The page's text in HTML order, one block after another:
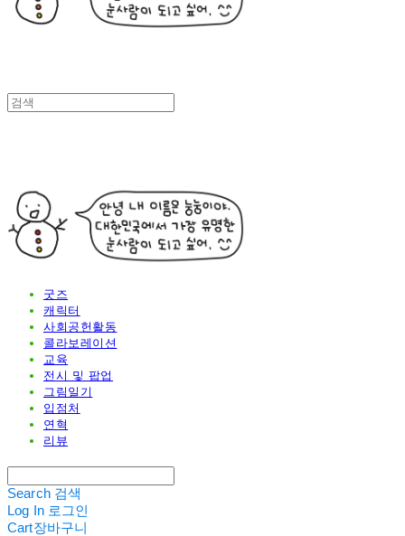
굿즈
캐릭터
사회공헌활동
콜라보레이션
교육
전시 및 팝업
그림일기
입점처
연혁
리뷰
Search 검색
Log In 로그인
Cart장바구니